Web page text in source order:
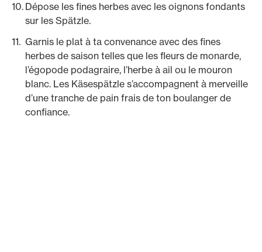
Dépose les fines herbes avec les oignons fondants
sur les Spätzle.
Garnis le plat à ta convenance avec des fines
herbes de saison telles que les fleurs de monarde,
l’égopode podagraire, l’herbe à ail ou le mouron
blanc. Les Käsespätzle s’accompagnent à merveille
d’une tranche de pain frais de ton boulanger de
confiance.